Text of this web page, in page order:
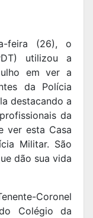
feira (26), o
utilizou a
em ver a
da Polícia
destacando a
da
ver esta Casa
Militar. São
dão sua vida
Coronel
Colégio da